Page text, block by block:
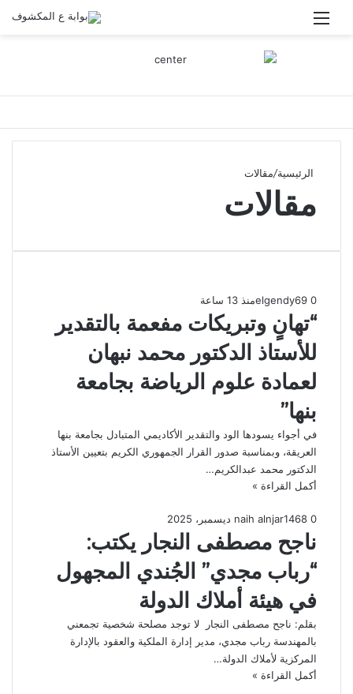
الرئيسية/مقالات
مقالات
elgendyمنذ 13 ساعة 0
“تهانٍ وتبريكات مفعمة بالتقدير
للأستاذ الدكتور محمد نبهان
لعمادة علوم الرياضة بجامعة
بنها”
في أجواء يسودها الود والتقدير الأكاديمي المتبادل بجامعة بنها
العريقة، وبمناسبة صدور القرار الجمهوري الكريم بتعيين الأستاذ
الدكتور محمد عبدالكريم…
أكمل القراءة »
naih alnjar1 ديسمبر، 2025 0
ناجح مصطفى النجار يكتب:
“رباب مجدي” الجُندي المجهول
في هيئة أملاك الدولة
بقلم: ناجح مصطفى النجار لا توجد مصلحة شخصية تجمعني
بالمهندسة رباب مجدي، مدير إدارة الملكية والعقود بالإدارة
المركزية لأملاك الدولة…
أكمل القراءة »